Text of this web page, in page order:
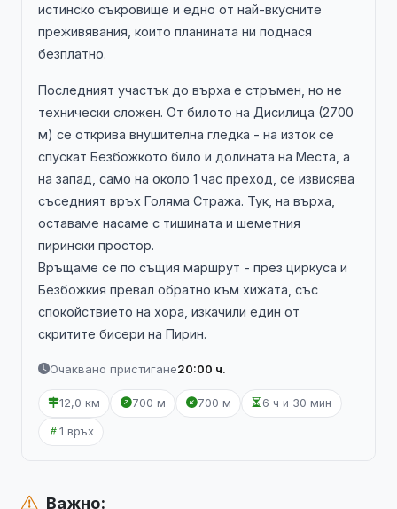
истинско съкровище и едно от най-вкусните
преживявания, които планината ни поднася
безплатно.
Последният участък до върха е стръмен, но не
технически сложен. От билото на Дисилица (2700
м) се открива внушителна гледка - на изток се
спускат Безбожкото било и долината на Места, а
на запад, само на около 1 час преход, се извисява
съседният връх Голяма Стража. Тук, на върха,
оставаме насаме с тишината и шеметния
пирински простор.
Връщаме се по същия маршрут - през циркуса и
Безбожкия превал обратно към хижата, със
спокойствието на хора, изкачили един от
скритите бисери на Пирин.
Очаквано пристигане20:00 ч.
12,0 км 700 м 700 м 6 ч и 30 мин
1 връх
Важно: